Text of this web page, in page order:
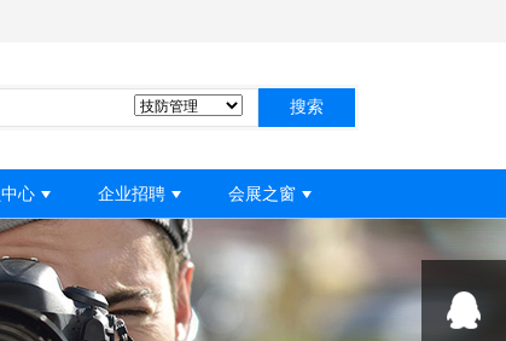
搜索
心 企业招聘 会展之窗
在线服
onlne